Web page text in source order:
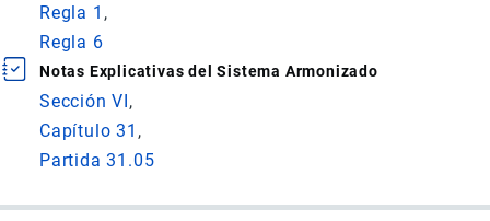
Regla 1
Regla 6
Notas Explicativas del Sistema Armonizado
Sección VI
Capítulo 31
Partida 31.05